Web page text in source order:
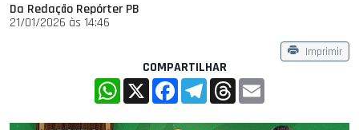
Da Redação Repórter PB
21/01/2026 às 14:46
Imprimir
COMPARTILHAR
WhatsApp
X FacebookTelegramThreads